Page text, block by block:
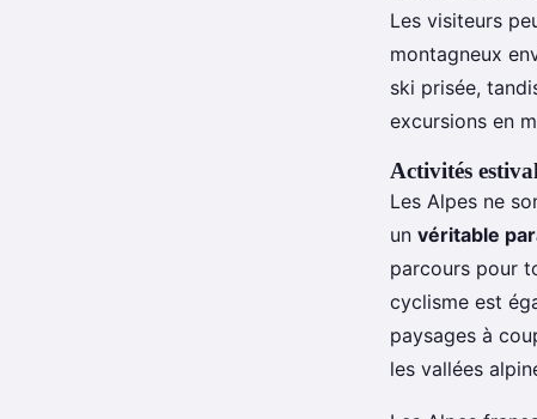
Les visiteurs
montagneux
ski prisée,
excursions en
Activités
Les Alpes ne
un véritable
parcours pour
cyclisme est
paysages à
les vallées